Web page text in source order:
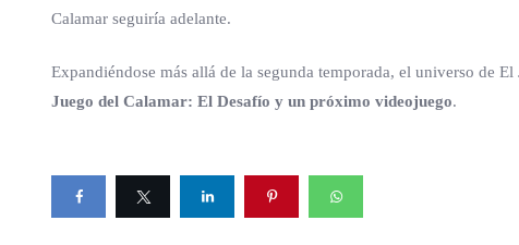
Calamar seguiría adelante.
Expandiéndose más allá de la segunda temporada, el universo de
Juego del Calamar: El Desafío y un próximo videojuego.